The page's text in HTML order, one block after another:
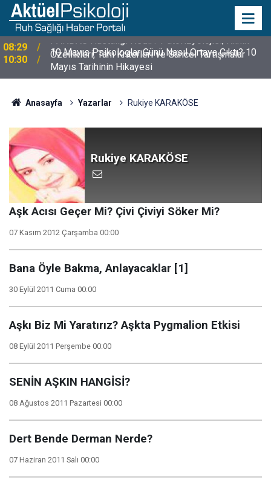
10:30
10 Mayıs Psikologlar Günü Nasıl Ortaya Çıktı? 10
Mayıs Tarihinin Hikayesi
Anasayfa Yazarlar Rukiye KARAKÖSE
Rukiye KARAKÖSE
Aşk Acısı Geçer Mi? Çivi Çiviyi Söker Mi?
07 Kasım 2012 Çarşamba 00:00
Bana Öyle Bakma, Anlayacaklar [1]
30 Eylül 2011 Cuma 00:00
Aşkı Biz Mi Yaratırız? Aşkta Pygmalion Etkisi
08 Eylül 2011 Perşembe 00:00
SENİN AŞKIN HANGİSİ?
08 Ağustos 2011 Pazartesi 00:00
Dert Bende Derman Nerde?
07 Haziran 2011 Salı 00:00